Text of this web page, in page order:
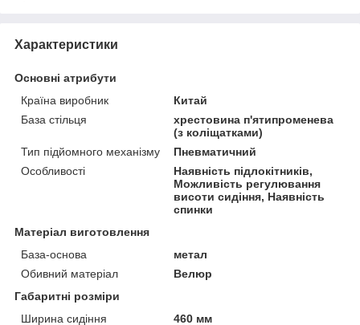
Характеристики
Основні атрибути
Країна виробник
Китай
База стільця
хрестовина п'ятипроменева
(з коліщатками)
Тип підйомного механізму
Пневматичний
Особливості
Наявність підлокітників,
Можливість регулювання
висоти сидіння, Наявність
спинки
Матеріал виготовлення
База-основа
метал
Обивний матеріал
Велюр
Габаритні розміри
Ширина сидіння
460 мм